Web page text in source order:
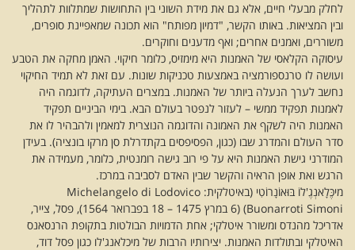
לחלק מבעלי חיים, אלא גם את מידת השוני בין התחושות שמתלוות לתהליך
ובין המציאות. באותו הקשר, "דמיון מפותח" הוא תכונה שמאפיינת סופרים,
משוררים, ואמנים אחרים; ואף מדענים וחוקרים.
עיסוקה הקלאסי של האמנות היא מימזיס, כלומר חיקוי. האמן מחקה את הטבע
ועושה לו טרנספורמציה באמצעות טכניקות שונות. עם זאת לא תמיד החיקוי
נחשב לערך הנעלה ביותר של האמנות. במצרים העתיקה, לדוגמה היה
לאמנות תפקיד ממשי – לעזור לנפטר בעולם הבא. בימי הביניים תפקיד
האמנות היה לשקף את האמונה והדוגמה הנוצרית למאמין ולהבהיר לו את
סדר העולם והמדרג שבו (כגון, הפסיפסים בקתדרלת סן מרקו בונציה). בעידן
המודרני גישת האמנות היא על פי רוב גישה רומנטית, כלומר, מעמידה את
הרגש ואת אופן הראיה והקשר שבין האדם לסביבה במרכז.
מיכֶּלָאנְגֶ'לוֹ בּוּאוֹנָרוֹטִי (באיטלקית: Michelangelo di Lodovico
Buonarroti Simoni)‏ (6 במרץ 1475 – 18 בפברואר 1564), פסל, צייר,
אדריכל מהנדס ומשורר איטלקי; אחת הדמויות הבולטות בתקופת הרנסאנס
האיטלקי ובתולדות האמנות. יצירותיו הרבות של מיכלאנג'לו כגון פסל דוד,